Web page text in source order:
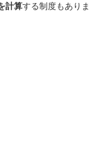
計算する制度もありま